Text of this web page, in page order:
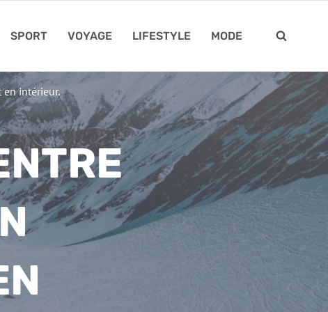
SPORT VOYAGE LIFESTYLE MODE
en intérieur.